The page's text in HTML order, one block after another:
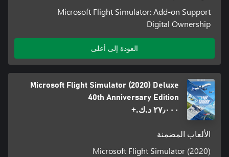
Microsoft Flight Simulator: Add-on Support
Digital Ownership
العودة إلى أعلى
Microsoft Flight Simulator (2020) Deluxe
40th Anniversary Edition
٢٧٫٠٠٠ د.ك.‏+
الألعاب المضمنة
Microsoft Flight Simulator (2020)